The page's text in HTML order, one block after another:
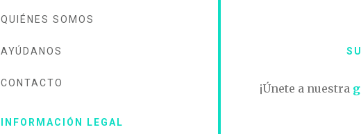
QUIÉNES SOMOS
AYÚDANOS
CONTACTO
INFORMACIÓN LEGAL
¡Únete a nuestra